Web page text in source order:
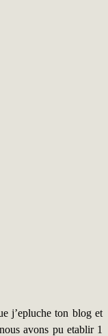
j’epluche ton blog et
avons pu etablir 1